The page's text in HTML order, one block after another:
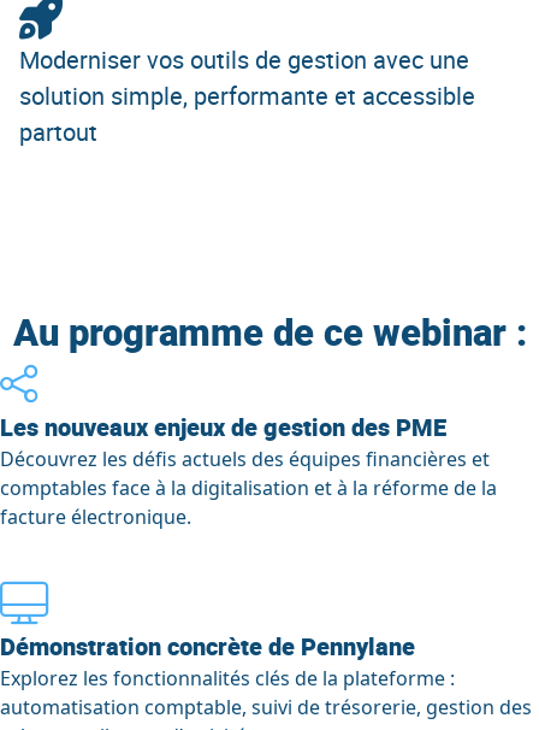
Moderniser vos outils de gestion avec une
solution simple, performante et accessible
partout
Au programme de ce webinar :
Les nouveaux enjeux de gestion des PME
Découvrez les défis actuels des équipes financières et
comptables face à la digitalisation et à la réforme de la
facture électronique.
Démonstration concrète de Pennylane
Explorez les fonctionnalités clés de la plateforme :
automatisation comptable, suivi de trésorerie, gestion des